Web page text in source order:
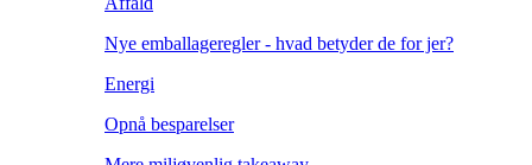
Nye emballageregler - hvad betyder de for jer?
Energi
Opnå besparelser